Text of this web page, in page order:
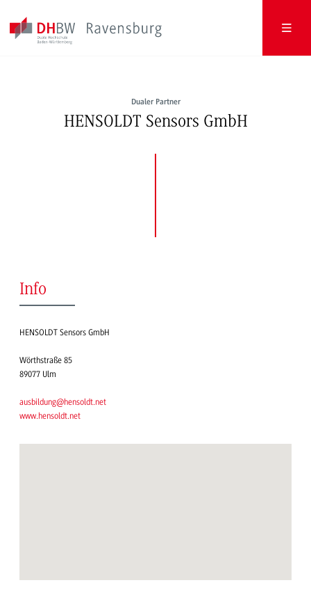
Dualer Partner
HENSOLDT Sensors GmbH
Info
HENSOLDT Sensors GmbH
Wörthstraße 85
89077 Ulm
ausbildung@hensoldt.net
www.hensoldt.net